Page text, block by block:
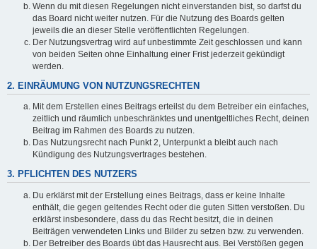
Wenn du mit diesen Regelungen nicht einverstanden bist, so darfst du
das Board nicht weiter nutzen. Für die Nutzung des Boards gelten
jeweils die an dieser Stelle veröffentlichten Regelungen.
Der Nutzungsvertrag wird auf unbestimmte Zeit geschlossen und kann
von beiden Seiten ohne Einhaltung einer Frist jederzeit gekündigt
werden.
2. EINRÄUMUNG VON NUTZUNGSRECHTEN
Mit dem Erstellen eines Beitrags erteilst du dem Betreiber ein einfaches,
zeitlich und räumlich unbeschränktes und unentgeltliches Recht, deinen
Beitrag im Rahmen des Boards zu nutzen.
Das Nutzungsrecht nach Punkt 2, Unterpunkt a bleibt auch nach
Kündigung des Nutzungsvertrages bestehen.
3. PFLICHTEN DES NUTZERS
Du erklärst mit der Erstellung eines Beitrags, dass er keine Inhalte
enthält, die gegen geltendes Recht oder die guten Sitten verstoßen. Du
erklärst insbesondere, dass du das Recht besitzt, die in deinen
Beiträgen verwendeten Links und Bilder zu setzen bzw. zu verwenden.
Der Betreiber des Boards übt das Hausrecht aus. Bei Verstößen gegen